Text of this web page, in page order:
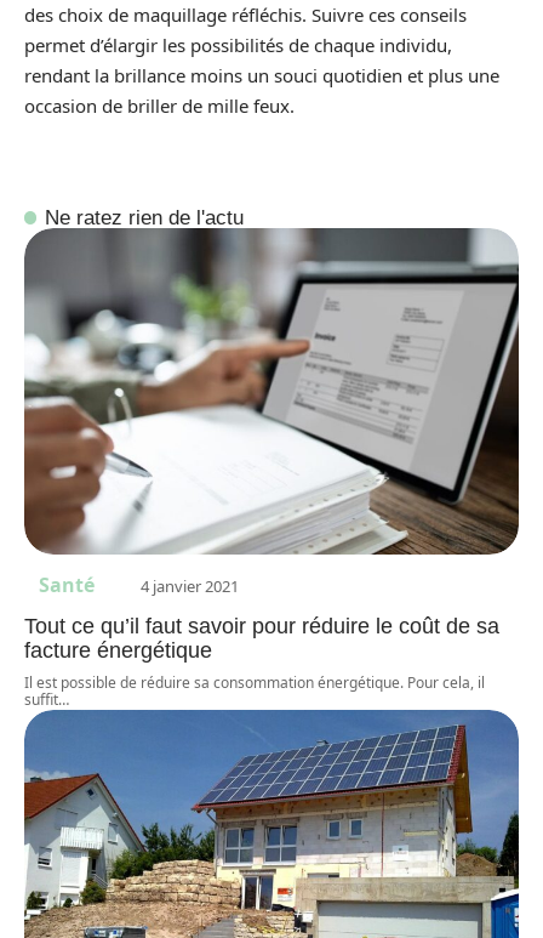
des choix de maquillage réfléchis. Suivre ces conseils
permet d’élargir les possibilités de chaque individu,
rendant la brillance moins un souci quotidien et plus une
occasion de briller de mille feux.
Ne ratez rien de l'actu
Santé 4 janvier 2021
Tout ce qu’il faut savoir pour réduire le coût de sa
facture énergétique
Il est possible de réduire sa consommation énergétique. Pour cela, il
suffit…